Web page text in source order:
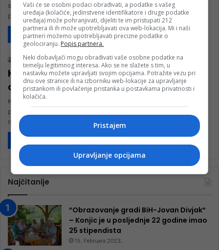
sjeverno od Konjica. Prema istoku se nastavlja na Ivan-planinu, a
prema…
Pročitaj više
rt nk 13. Novembra 2022.
Konjički planinari izvršili pošumljavanje
dijela lokaliteta Rapti u podnožju Prenja
Konjički planinari ovog vikenda proveli su akciju pošumljavanja
područja oko planinarskog doma “Senad Muhibić- Dundo”, koji se
nalazi na lokalitetu…
Najčitanije
“Obrazovanje gradi BiH-Jovan Divjak“
– Konjic je u posljednje 22 godine imao
25 ​​stipendista
15. Februara 2023.
Vaši će se osobni podaci obrađivati, a podatke s vašeg
uređaja (kolačiće, jedinstvene identifikatore i druge podatke
uređaja) može pohranjivati, dijeliti te im pristupati 212
partnera ili ih može upotrebljavati ova web-lokacija. Mi i naši
partneri možemo upotrebljavati precizne podatke o
geolociranju. Popis partnera.
Neki dobavljači mogu obrađivati vaše osobne podatke na
temelju legitimnog interesa. Ako se ne slažete s tim, u
nastavku možete upravljati svojim opcijama. Potražite vezu pri
dnu ove stranice ili na izborniku web-lokacije za upravljanje
pristankom ili povlačenje pristanka u postavkama privatnosti i
kolačića.
Pristajem
Upravljanje opcijama